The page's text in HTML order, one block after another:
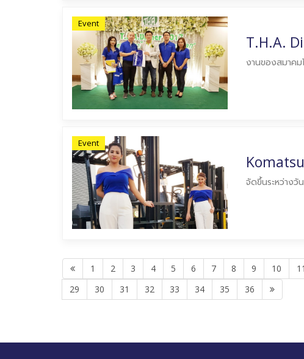
Event
T.H.A.
งานของสมาคม
Event
จัดขึ้นระหว่างวั
1 2 3 4 5 6 7 8 9 10 11
29
30 31 32 33 34 35 36